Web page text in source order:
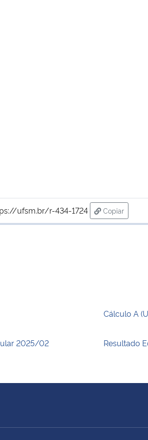
ufsm.br/r-434-1724
Copiar
para área
Cálculo A
2025/02 Resultado